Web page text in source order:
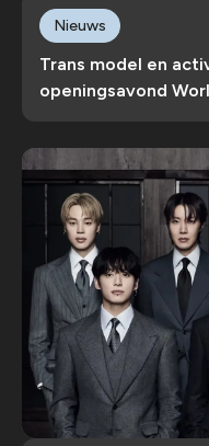
Trans model en
openingsavond
Nieuws